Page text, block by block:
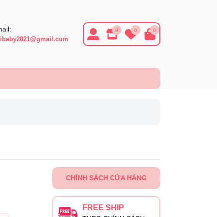
8 0 0
CHÍNH SÁCH CỬA HÀNG
FREE SHIP